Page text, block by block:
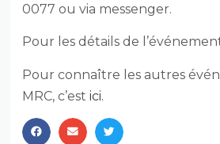
0077 ou via messenger.
Pour les détails de
Pour connaître les autres
MRC, c’estici.